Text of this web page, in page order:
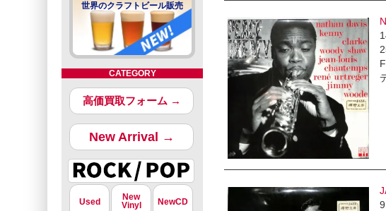
世界のクラフトビール販売
CATEGORY
高価買取フォーム →
New Arrival →
Used
New
Vinyl
NewCD